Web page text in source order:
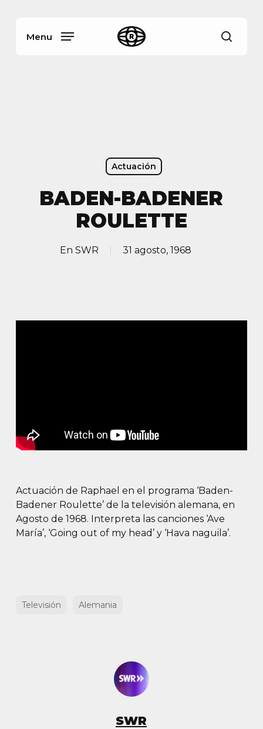
Menu
Actuación
BADEN-BADENER
ROULETTE
En SWR 31 agosto, 1968
Actuación de Raphael en el programa ‘Baden-
Badener Roulette’ de la televisión alemana, en
Agosto de 1968. Interpreta las canciones ‘Ave
María’, ‘Going out of my head’ y ‘Hava naguila’.
Televisión Alemania
SWR